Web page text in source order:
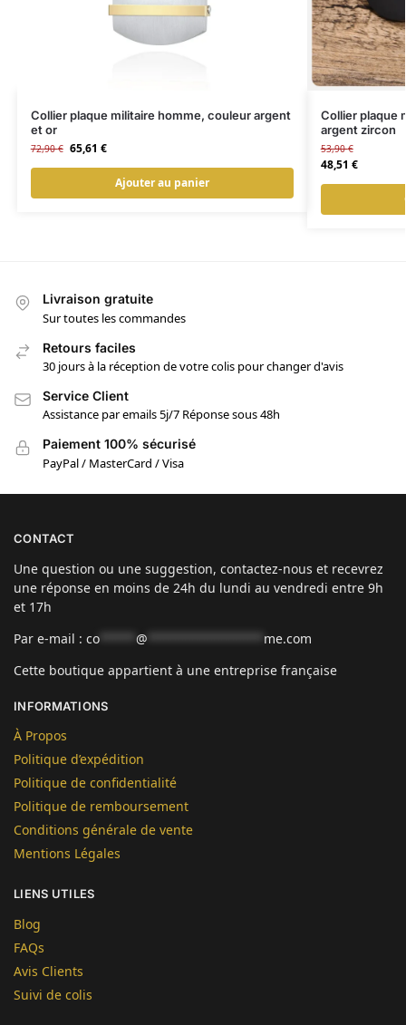
Collier plaque militaire homme, couleur argent
et or
72,90€ 65,61 €
Ajouter au panier
Collier plaque
argent zircon
53,90€
48,51 €
Livraison gratuite
Sur toutes les commandes
Retours faciles
30 jours à la réception de votre colis pour changer d'avis
Service Client
Assistance par emails 5j/7 Réponse sous 48h
Paiement 100% sécurisé
PayPal / MasterCard / Visa
CONTACT
Une question ou une suggestion, contactez-nous et recevrez
une réponse en moins de 24h du lundi au vendredi entre 9h
et 17h
Par e-mail : co @
me.com
Cette boutique appartient à une entreprise française
INFORMATIONS
À Propos
Politique d’expédition
Politique de confidentialité
Politique de remboursement
Conditions générale de vente
Mentions Légales
LIENS UTILES
Blog
FAQs
Avis Clients
Suivi de colis